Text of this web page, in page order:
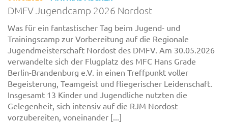
DMFV Jugendcamp 2026 Nordost
Was für ein fantastischer Tag beim Jugend- und
Trainingscamp zur Vorbereitung auf die Regionale
Jugendmeisterschaft Nordost des DMFV. Am 30.05.2026
verwandelte sich der Flugplatz des MFC Hans Grade
Berlin-Brandenburg e.V. in einen Treffpunkt voller
Begeisterung, Teamgeist und fliegerischer Leidenschaft.
Insgesamt 13 Kinder und Jugendliche nutzten die
Gelegenheit, sich intensiv auf die RJM Nordost
vorzubereiten, voneinander [...]